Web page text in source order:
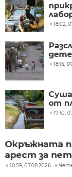
18:02,
18:15,
от
17:10,
Окръжната
арест за
10:59, 07.08.2026